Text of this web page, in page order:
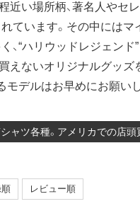
近い場所柄、著名人やセ
ています。その中にはマ
、“ハリウッドレジェン
えないオリジナルグッズ
モデルはお早めにお願いし
ャツ各種。アメリカでの店頭
レビュー順